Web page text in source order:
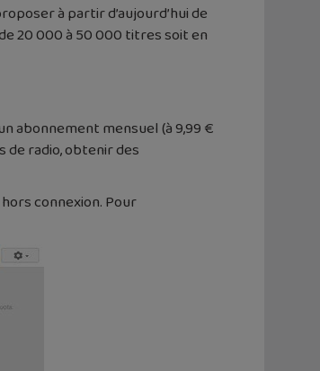
à partir d’aujourd’hui de
20 000 à 50 000 titres soit en
abonnement mensuel (à 9,99 €
de radio, obtenir des
connexion. Pour